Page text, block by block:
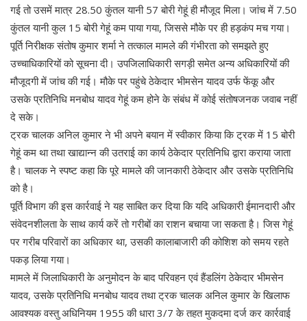
गई तो उसमें मात्र 28.50 कुंतल यानी 57 बोरी गेहूं ही मौजूद मिला। जांच में 7.50
कुंतल यानी कुल 15 बोरी गेहूं कम पाया गया, जिससे मौके पर ही हड़कंप मच गया।
पूर्ति निरीक्षक संतोष कुमार शर्मा ने तत्काल मामले की गंभीरता को समझते हुए
उच्चाधिकारियों को सूचना दी। उपजिलाधिकारी सगड़ी समेत अन्य अधिकारियों की
मौजूदगी में जांच की गई। मौके पर पहुंचे ठेकेदार भीमसेन यादव उर्फ फेंकू और
उसके प्रतिनिधि मनबोध यादव गेहूं कम होने के संबंध में कोई संतोषजनक जवाब नहीं
दे सके।
ट्रक चालक अनिल कुमार ने भी अपने बयान में स्वीकार किया कि ट्रक में 15 बोरी
गेहूं कम था तथा खाद्यान्न की उतराई का कार्य ठेकेदार प्रतिनिधि द्वारा कराया जाता
है। चालक ने स्पष्ट कहा कि पूरे मामले की जानकारी ठेकेदार और उसके प्रतिनिधि
को है।
पूर्ति विभाग की इस कार्रवाई ने यह साबित कर दिया कि यदि अधिकारी ईमानदारी और
संवेदनशीलता के साथ कार्य करें तो गरीबों का राशन बचाया जा सकता है। जिस गेहूं
पर गरीब परिवारों का अधिकार था, उसकी कालाबाजारी की कोशिश को समय रहते
पकड़ लिया गया।
मामले में जिलाधिकारी के अनुमोदन के बाद परिवहन एवं हैंडलिंग ठेकेदार भीमसेन
यादव, उसके प्रतिनिधि मनबोध यादव तथा ट्रक चालक अनिल कुमार के खिलाफ
आवश्यक वस्तु अधिनियम 1955 की धारा 3/7 के तहत मुकदमा दर्ज कर कार्रवाई